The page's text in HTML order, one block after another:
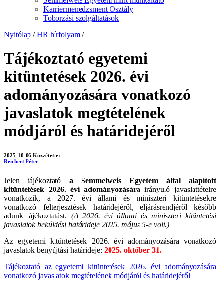
Karriermenedzsment Osztály
Toborzási szolgáltatások
Nyitólap / HR hírfolyam /
Tájékoztató egyetemi
kitüntetések 2026. évi
adományozására vonatkozó
javaslatok megtételének
módjáról és határidejéről
2025-10-06 Közzétette:
Reichert Péter
Jelen tájékoztató a Semmelweis Egyetem által alapított
kitüntetések 2026. évi adományozására irányuló javaslattételre
vonatkozik, a 2027. évi állami és miniszteri kitüntetésekre
vonatkozó felterjesztések határidejéről, eljárásrendjéről később
adunk tájékoztatást. (A 2026. évi állami és miniszteri kitüntetési
javaslatok beküldési határideje 2025. május 5-e volt.)
Az egyetemi kitüntetések 2026. évi adományozására vonatkozó
javaslatok benyújtási határideje: 2025. október 31.
Tájékoztató az egyetemi kitüntetések 2026. évi adományozására
vonatkozó javaslatok megtételének módjáról és határidejéről